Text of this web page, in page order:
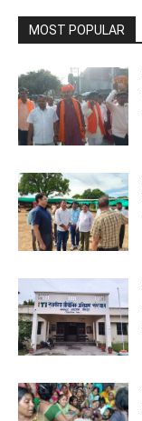
MOST POPULAR